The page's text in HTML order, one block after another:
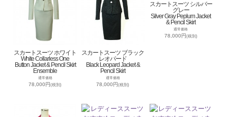
スカートスーツ ホワイト
White Collarless One
Button Jacket & Pencil Skirt
Ensemble
通常価格
78,000円(税別)
スカートスーツ ブラック
レオパード
Black Leopard Jacket &
Pencil Skirt
通常価格
78,000円(税別)
スカートスーツ シルバー
グレー
Silver Gray Peplum Jacket
& Pencil Skirt
通常価格
78,000円(税別)